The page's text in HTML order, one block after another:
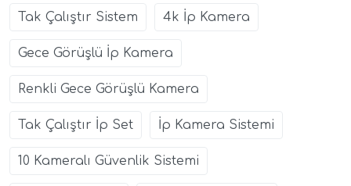
Tak Çalıştır Sistem 4k İp Kamera
Gece Görüşlü İp Kamera
Renkli Gece Görüşlü Kamera
Tak Çalıştır İp Set İp Kamera Sistemi
10 Kameralı Güvenlik Sistemi